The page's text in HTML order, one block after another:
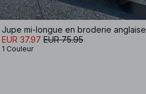
Jupe mi-longue en broderie anglaise
EUR 37.97 EUR 75.95
1 Couleur